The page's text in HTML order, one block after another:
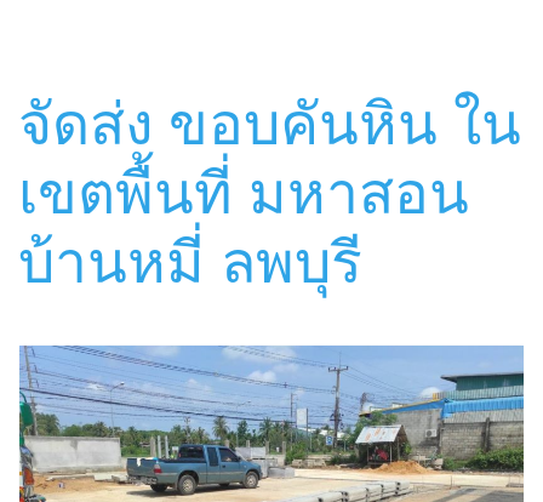
จัดส่ง ขอบคันหิน ใน
เขตพื้นที่ มหาสอน
บ้านหมี่ ลพบุรี